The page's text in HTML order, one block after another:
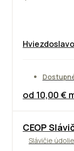
od 10,00 €
CEOP
Slávičie